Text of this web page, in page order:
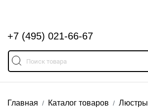
+7 (495) 021-66-67
Главная Каталог товаров
Люстры